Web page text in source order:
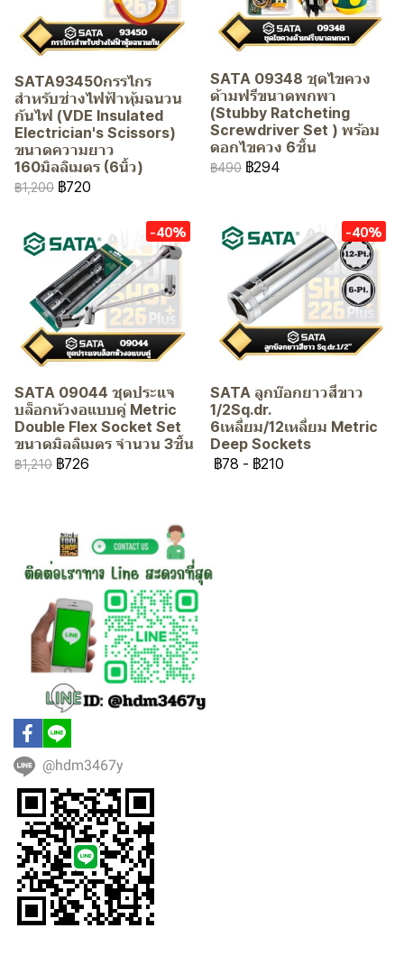
SATA93450กรรไกร
สำหรับช่างไฟฟ้าหุ้มฉนวน
กันไฟ (VDE Insulated
Electrician's Scissors)
ขนาดความยาว
160มิลลิเมตร (6นิ้ว)
฿1,200 ฿720
SATA 09348 ชุดไขควง
ด้ามฟรีขนาดพกพา
(Stubby Ratcheting
Screwdriver Set ) พร้อม
ดอกไขควง 6ชิ้น
฿490 ฿294
-40%
SATA 09044 ชุดประแจ
บล็อกหัวงอแบบคู่ Metric
Double Flex Socket Set
ขนาดมิลลิเมตร จำนวน 3ชิ้น
฿1,210 ฿726
-40%
SATA ลูกบ๊อกยาวสีขาว
1/2Sq.dr.
6เหลี่ยม/12เหลี่ยม Metric
Deep Sockets
฿78 - ฿210
@hdm3467y